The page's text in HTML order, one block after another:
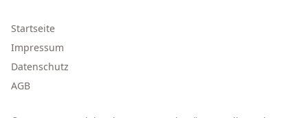
Startseite
Impressum
Datenschutz
AGB